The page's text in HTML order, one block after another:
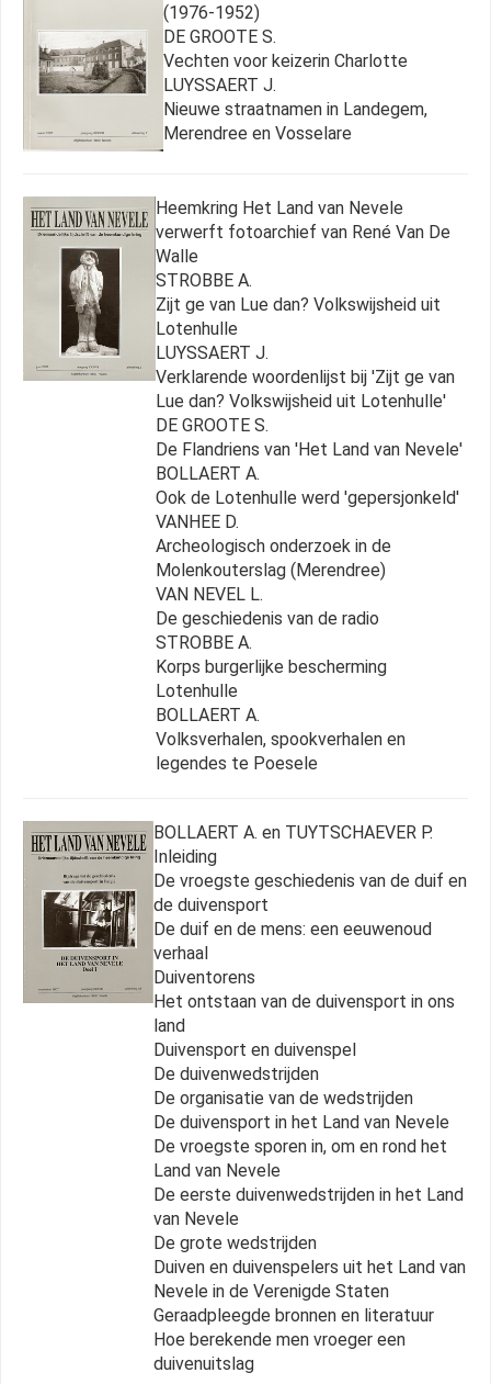
(1976-1952)
DE GROOTE S.
Vechten voor keizerin Charlotte
LUYSSAERT J.
Nieuwe straatnamen in Landegem,
Merendree en Vosselare
Heemkring Het Land van Nevele
verwerft fotoarchief van René Van De
Walle
STROBBE A.
Zijt ge van Lue dan? Volkswijsheid uit
Lotenhulle
LUYSSAERT J.
Verklarende woordenlijst bij 'Zijt ge van
Lue dan? Volkswijsheid uit Lotenhulle'
DE GROOTE S.
De Flandriens van 'Het Land van Nevele'
BOLLAERT A.
Ook de Lotenhulle werd 'gepersjonkeld'
VANHEE D.
Archeologisch onderzoek in de
Molenkouterslag (Merendree)
VAN NEVEL L.
De geschiedenis van de radio
STROBBE A.
Korps burgerlijke bescherming
Lotenhulle
BOLLAERT A.
Volksverhalen, spookverhalen en
legendes te Poesele
BOLLAERT A. en TUYTSCHAEVER P.
Inleiding
De vroegste geschiedenis van de duif en
de duivensport
De duif en de mens: een eeuwenoud
verhaal
Duiventorens
Het ontstaan van de duivensport in ons
land
Duivensport en duivenspel
De duivenwedstrijden
De organisatie van de wedstrijden
De duivensport in het Land van Nevele
De vroegste sporen in, om en rond het
Land van Nevele
De eerste duivenwedstrijden in het Land
van Nevele
De grote wedstrijden
Duiven en duivenspelers uit het Land van
Nevele in de Verenigde Staten
Geraadpleegde bronnen en literatuur
Hoe berekende men vroeger een
duivenuitslag